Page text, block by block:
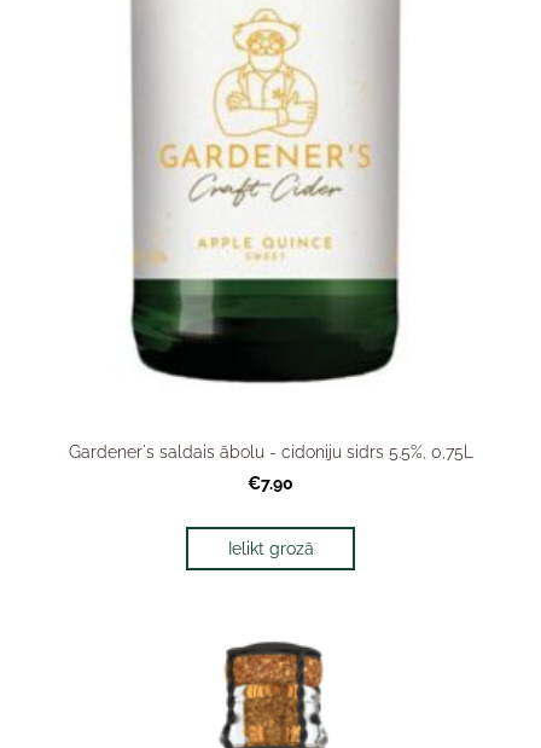
Gardener's saldais ābolu - cidoniju sidrs 5.5%, 0,75L
€7.90
Ielikt grozā